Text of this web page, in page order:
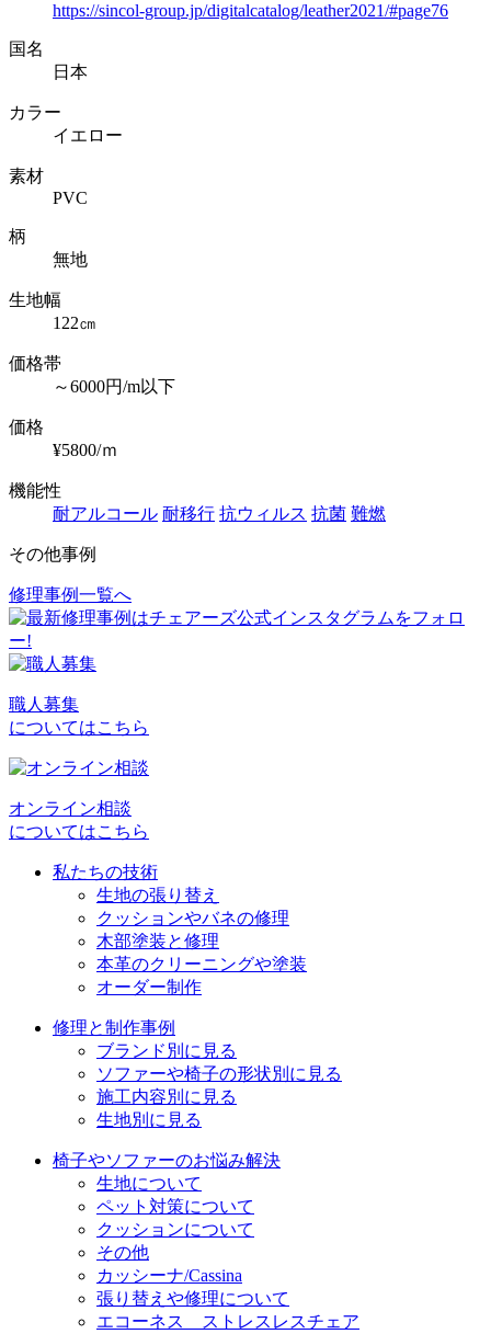
https://sincol-group.jp/digitalcatalog/leather2021/#page76
国名
日本
カラー
イエロー
素材
PVC
柄
無地
生地幅
122㎝
価格帯
～6000円/m以下
価格
¥5800/ｍ
機能性
耐アルコール 耐移行 抗ウィルス 抗菌 難燃
その他事例
投
稿
ナ
ビ
ゲ
ー
シ
ョ
修理事例一覧へ
職人募集
についてはこちら
オンライン相談
についてはこちら
私たちの技術
生地の張り替え
クッションやバネの修理
木部塗装と修理
本革のクリーニングや塗装
オーダー制作
修理と制作事例
ブランド別に見る
ソファーや椅子の形状別に見る
施工内容別に見る
生地別に見る
椅子やソファーのお悩み解決
生地について
ペット対策について
クッションについて
その他
カッシーナ/Cassina
張り替えや修理について
エコーネス ストレスレスチェア